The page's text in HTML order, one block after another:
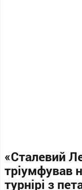
«Сталевий
тріумфував
турнірі з